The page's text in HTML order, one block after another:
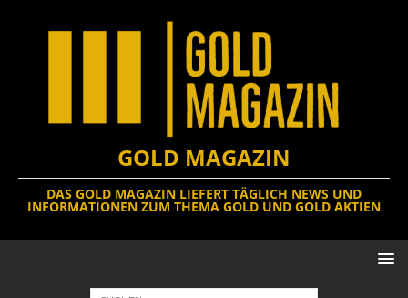
GOLD MAGAZIN
DAS GOLD MAGAZIN LIEFERT TÄGLICH NEWS UND
INFORMATIONEN ZUM THEMA GOLD UND GOLD AKTIEN